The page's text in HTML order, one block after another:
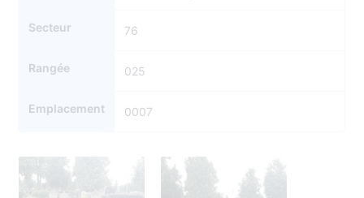
Secteur 76
Rangée 025
Emplacement 0007